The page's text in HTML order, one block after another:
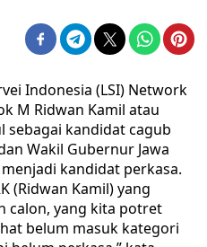
Indonesia (LSI) Network
M Ridwan Kamil atau
sebagai kandidat cagub
Wakil Gubernur Jawa
kandidat perkasa.
(Ridwan Kamil) yang
calon, yang kita potret
belum masuk kategori